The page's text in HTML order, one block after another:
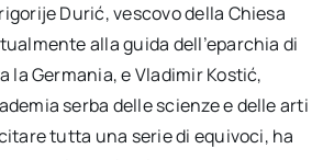
Durić, vescovo della Chiesa
alla guida dell’eparchia di
la Germania, e Vladimir Kostić,
serba delle scienze e delle arti
tutta una serie di equivoci, ha